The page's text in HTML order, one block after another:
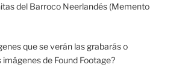
del Barroco Neerlandés (Memento
que se verán las grabarás o
imágenes de Found Footage?